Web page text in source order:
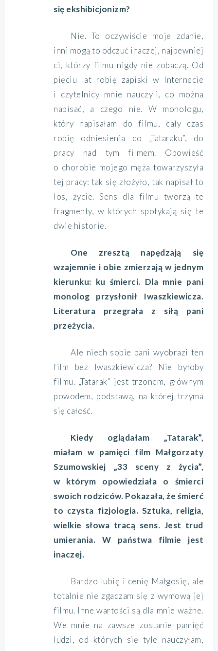
się ekshibicjonizm?
Nie. To oczywiście moje zdanie,
inni mogą to odczuć inaczej, najpewniej
ci, którzy filmu nigdy nie zobaczą. Od
pięciu lat robię zapiski w Internecie
i czytelnicy mnie nauczyli, co można
napisać, a czego nie. W monologu,
który napisałam do filmu, cały czas
robię odniesienia do „Tataraku”, do
pracy nad tym filmem. Opowieść
o chorobie mojego męża towarzyszyła
tej pracy: tak się złożyło, tak napisał to
los, życie. Sens dla filmu tworzą te
fragmenty, w których spotykają się te
dwie historie.
One zresztą napędzają się
wzajemnie i obie zmierzają w jednym
kierunku: ku śmierci. Dla mnie pani
monolog przysłonił Iwaszkiewicza.
Literatura przegrała z siłą pani
przeżycia.
Ale niech sobie pani wyobrazi ten
film bez Iwaszkiewicza? Nie byłoby
filmu. „Tatarak” jest trzonem, głównym
powodem, podstawą, na której trzyma
się całość.
Kiedy oglądałam „Tatarak”,
miałam w pamięci film Małgorzaty
Szumowskiej „33 sceny z życia”,
w którym opowiedziała o śmierci
swoich rodziców. Pokazała, że śmierć
to czysta fizjologia. Sztuka, religia,
wielkie słowa tracą sens. Jest trud
umierania. W państwa filmie jest
inaczej.
Bardzo lubię i cenię Małgosię, ale
totalnie nie zgadzam się z wymową jej
filmu. Inne wartości są dla mnie ważne.
We mnie na zawsze zostanie pamięć
ludzi, od których się tyle nauczyłam,